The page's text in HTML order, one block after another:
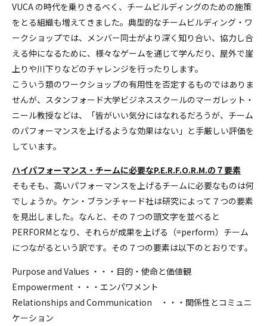
VUCA の時代を乗りきるべく、チームビルディングのための施策
をとる組織も増えてきました。典型的なチームビルディング・ワ
ークショップでは、メンバー同士がより深く知り合い、協力し合
える仲になるために、様々なゲームを通じて学んだり、屋外で崖
上りや川下りなどのチャレンジを行ったりします。
こういう類のワークショップの有用性を否定するものではありま
せんが、スタンフォード大学ビジネススクールのマーガレット・
ニール教授などは、「皆がいい気分にはなれるだろうが、チーム
のパフォーマンスを上げるような効果はない」と手厳しい評価を
しています。
ハイパフォーマンス・チームに必要なP.E.R.F.O.R.M.の７要素
そもそも、高いパフォーマンスを上げるチームに必要なものは何
でしょうか。ケン・ブランチャード社は研究によって７つの要素
を見出しました。なんと、その７つの頭文字を並べると
PERFORMとなり、それらが成果を上げる（=perforｍ）チーム
につながるという訳です。その７つの要素は以下のとおりです。
Purpose and Values ・・・目的・使命と価値観
Empowerment ・・・エンパワメント
Relationships and Communication ・・・関係性とコミュニ
ケーション
チーム・リーダーシップ